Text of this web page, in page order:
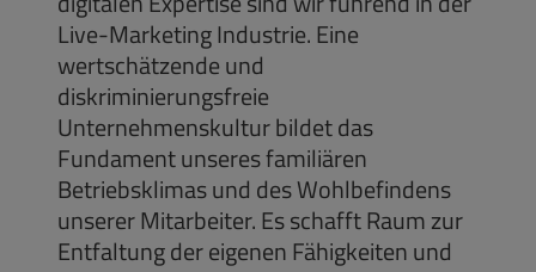
Live-Marketing Industrie. Eine
wertschätzende und
diskriminierungsfreie
Unternehmenskultur bildet das
Fundament unseres familiären
Betriebsklimas und des Wohlbefindens
unserer Mitarbeiter. Es schafft Raum zur
Entfaltung der eigenen Fähigkeiten und